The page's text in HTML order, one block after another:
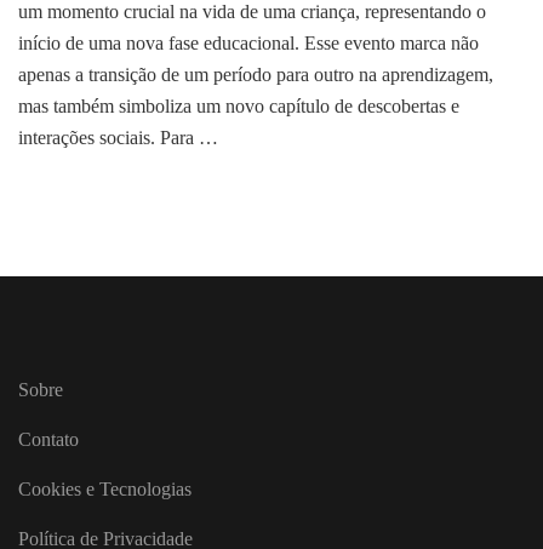
de
Aula:
Agir,
o
que
um momento crucial na vida de uma criança, representando o
início de uma nova fase educacional. Esse evento marca não
apenas a transição de um período para outro na aprendizagem,
mas também simboliza um novo capítulo de descobertas e
interações sociais. Para …
Sobre
Contato
Cookies e Tecnologias
Política de Privacidade